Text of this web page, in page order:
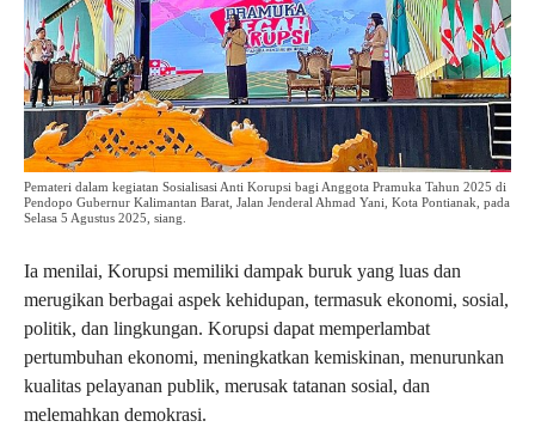
Pemateri dalam kegiatan Sosialisasi Anti Korupsi bagi Anggota Pramuka Tahun 2025 di
Pendopo Gubernur Kalimantan Barat, Jalan Jenderal Ahmad Yani, Kota Pontianak, pada
Selasa 5 Agustus 2025, siang.
Ia menilai, Korupsi memiliki dampak buruk yang luas dan
merugikan berbagai aspek kehidupan, termasuk ekonomi, sosial,
politik, dan lingkungan. Korupsi dapat memperlambat
pertumbuhan ekonomi, meningkatkan kemiskinan, menurunkan
kualitas pelayanan publik, merusak tatanan sosial, dan
melemahkan demokrasi.